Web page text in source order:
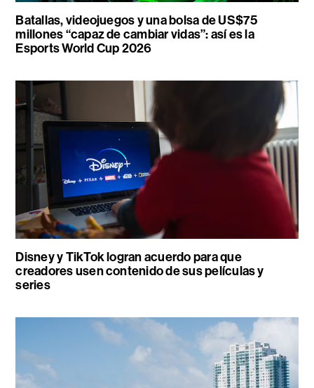
Batallas, videojuegos y una bolsa de US$75
millones “capaz de cambiar vidas”: así es la
Esports World Cup 2026
Disney y TikTok logran acuerdo para que
creadores usen contenido de sus películas y
series